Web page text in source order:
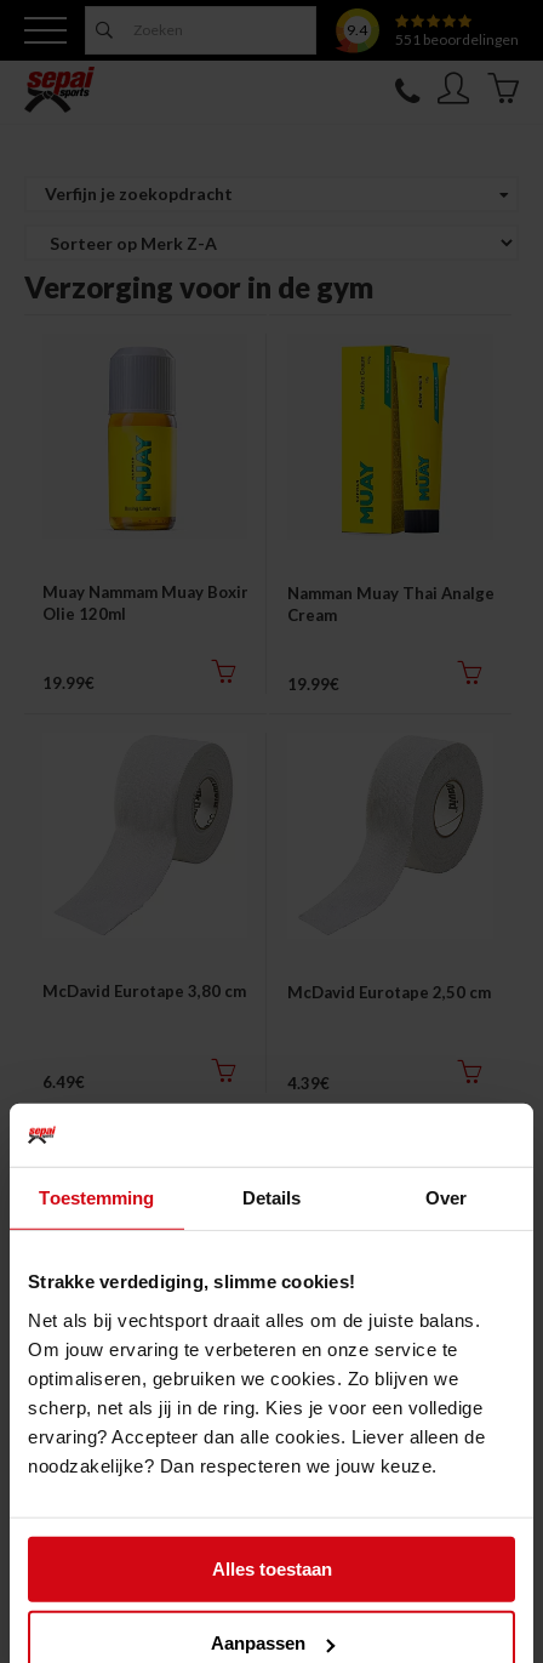
Toestemming Details Over
Strakke verdediging, slimme cookies!
Net als bij vechtsport draait alles om de juiste balans.
Om jouw ervaring te verbeteren en onze service te
optimaliseren, gebruiken we cookies. Zo blijven we
scherp, net als jij in de ring. Kies je voor een volledige
ervaring? Accepteer dan alle cookies. Liever alleen de
noodzakelijke? Dan respecteren we jouw keuze.
Alles toestaan
Aanpassen
9.4
551 beoordelingen
Nieuw
Topfighter
Thuis trainen
Verfijn je zoekopdracht
Verzorging voor in de gym
Muay Nammam Muay Boxing
Olie 120ml
19.99€
Namman Muay Thai Analgesic
Cream
19.99€
McDavid Eurotape 3,80 cm
6.49€
McDavid Eurotape 2,50 cm
4.39€
McDavid Eurotape 5,00 cm
Booster No Stink
Bokshandschoenen
14.99€